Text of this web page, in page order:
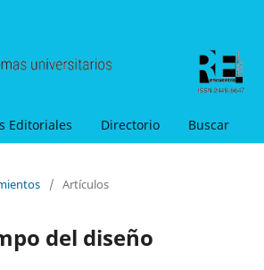
Editoriales Directorio Buscar
/ Artículos
del diseño